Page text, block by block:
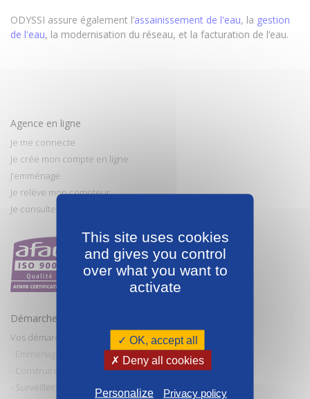
ODYSSI assure également l’assainissement de l'eau, la gestion
de l'eau, la modernisation du réseau, et la facturation de l’eau.
Agence en ligne
Je me connecte
Je crée mon compte en ligne
J’emménage
Je relève mon compteur
Je consulte et paye ma facture
Démarches et conseils
Vos démarches
- Emmenager / Déménager
- Construire / Faire des travaux
- Surveiller et entretenir mes installations
This site uses cookies
and gives you control
over what you want to
activate
✓ OK, accept all
✗ Deny all cookies
Personalize Privacy policy